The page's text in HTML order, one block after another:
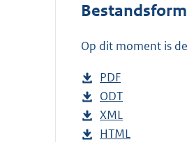
Op dit moment is
D
o
w
n
PDF
e
s
t
D
o
w
ODT
s
D
o
XML
e
D
HTML